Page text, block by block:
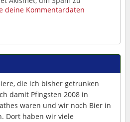
deine Kommentardaten
die ich bisher getrunken
damit Pfingsten 2008 in
waren und wir noch Bier in
Dort haben wir viele